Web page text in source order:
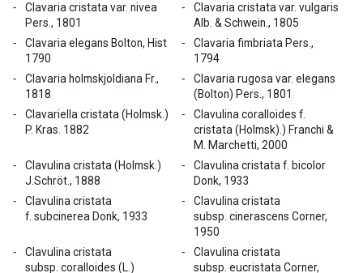
Clavaria cristata var. nivea
Pers., 1801
Clavaria cristata var. vulgaris
Alb. & Schwein., 1805
Clavaria elegans Bolton, Hist
1790
Clavaria fimbriata Pers.,
1794
Clavaria holmskjoldiana Fr.,
1818
Clavaria rugosa var. elegans
(Bolton) Pers., 1801
Clavariella cristata (Holmsk.)
P. Kras. 1882
Clavulina coralloides f.
cristata (Holmsk).) Franchi &
M. Marchetti, 2000
Clavulina cristata (Holmsk.)
J.Schröt., 1888
Clavulina cristata f. bicolor
Donk, 1933
Clavulina cristata
f. subcinerea Donk, 1933
Clavulina cristata
subsp. cinerascens Corner,
1950
Clavulina cristata
subsp. coralloides (L.)
Clavulina cristata
subsp. eucristata Corner,